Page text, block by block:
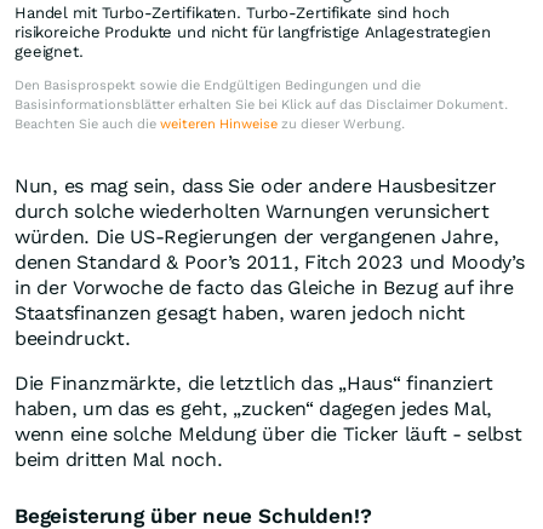
Handel mit Turbo-Zertifikaten. Turbo-Zertifikate sind hoch
risikoreiche Produkte und nicht für langfristige Anlagestrategien
geeignet.
Den Basisprospekt sowie die Endgültigen Bedingungen und die
Basisinformationsblätter erhalten Sie bei Klick auf das Disclaimer Dokument.
Beachten Sie auch die weiteren Hinweise zu dieser Werbung.
Nun, es mag sein, dass Sie oder andere Hausbesitzer
durch solche wiederholten Warnungen verunsichert
würden. Die US-Regierungen der vergangenen Jahre,
denen Standard & Poor’s 2011, Fitch 2023 und Moody’s
in der Vorwoche de facto das Gleiche in Bezug auf ihre
Staatsfinanzen gesagt haben, waren jedoch nicht
beeindruckt.
Die Finanzmärkte, die letztlich das „Haus“ finanziert
haben, um das es geht, „zucken“ dagegen jedes Mal,
wenn eine solche Meldung über die Ticker läuft - selbst
beim dritten Mal noch.
Begeisterung über neue Schulden!?